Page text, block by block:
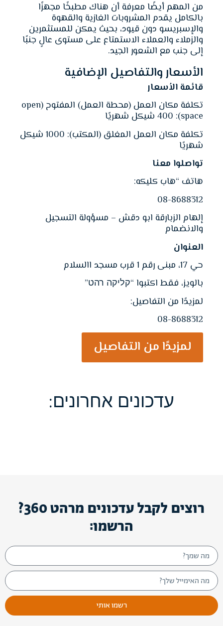
من المهم أيضًا معرفة أن هناك مطبخًا مجهزًا
بالكامل يقدم المشروبات الغازية والقهوة
والإسبريسو دون قيود، بحيث يمكن للمستثمرين
والزملاء والعملاء الاستمتاع على مستوى عالٍ جنبًا
إلى جنب مع الشعور الجيد.
الأسعار والتفاصيل الإضافية
قائمة الاُسعار
تكلفة مكان العمل (محطة العمل) المفتوح (open
space): 400 شيكل شهريًا
تكلفة مكان العمل المغلق (المكتب): 1000 شيكل
شهريًا
تواصلوا معنا
هاتف “هاب كليكه:
08-8688312
إلهام الزبارقة ابو دقش – مسؤولة التسجيل
والانضمام
العنوان
حي 17، مبنى رقم 1 قرب مسجد االسلام
بالويز، فقط اكتبوا “קליקה רהט”
لمزيدًا من التفاصيل:
08-8688312
لمزيدًا من التفاصيل
עדכונים אחרונים:
רוצים לקבל עדכונים מרהט 360?
הרשמו:
רשמו אותי